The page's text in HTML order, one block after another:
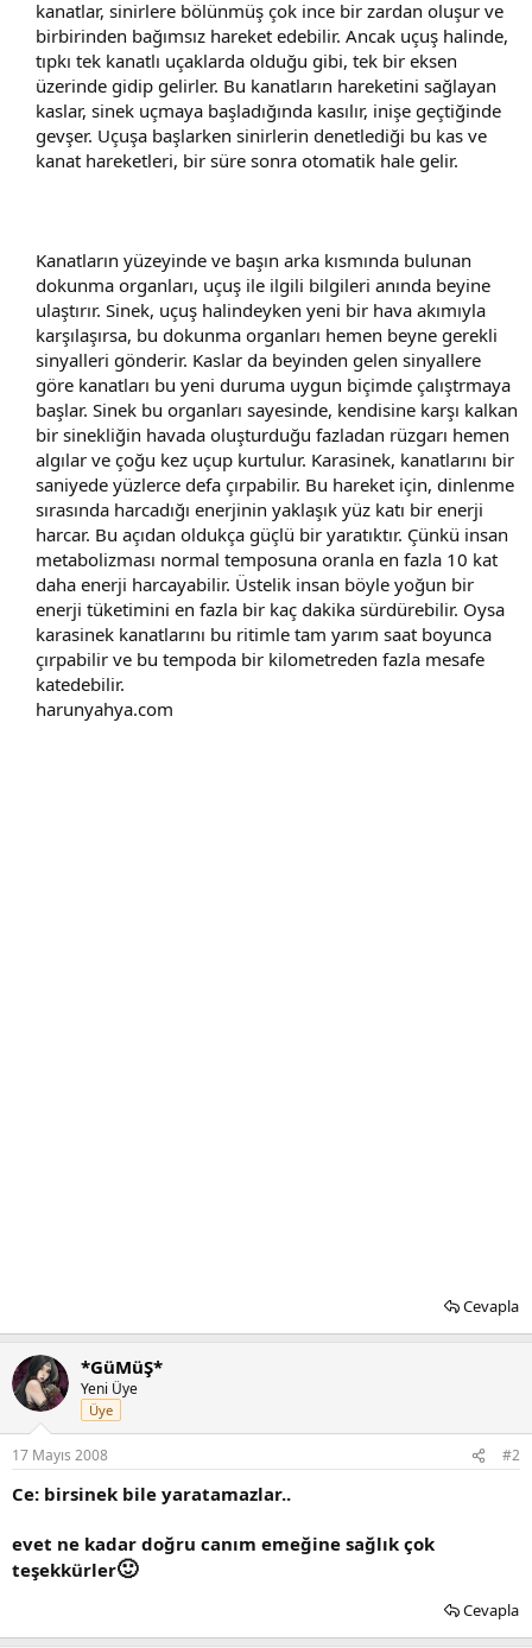
kanatlar, sinirlere bölünmüş çok ince bir zardan oluşur ve
birbirinden bağımsız hareket edebilir. Ancak uçuş halinde,
tıpkı tek kanatlı uçaklarda olduğu gibi, tek bir eksen
üzerinde gidip gelirler. Bu kanatların hareketini sağlayan
kaslar, sinek uçmaya başladığında kasılır, inişe geçtiğinde
gevşer. Uçuşa başlarken sinirlerin denetlediği bu kas ve
kanat hareketleri, bir süre sonra otomatik hale gelir.
Kanatların yüzeyinde ve başın arka kısmında bulunan
dokunma organları, uçuş ile ilgili bilgileri anında beyine
ulaştırır. Sinek, uçuş halindeyken yeni bir hava akımıyla
karşılaşırsa, bu dokunma organları hemen beyne gerekli
sinyalleri gönderir. Kaslar da beyinden gelen sinyallere
göre kanatları bu yeni duruma uygun biçimde çalıştrmaya
başlar. Sinek bu organları sayesinde, kendisine karşı kalkan
bir sinekliğin havada oluşturduğu fazladan rüzgarı hemen
algılar ve çoğu kez uçup kurtulur. Karasinek, kanatlarını bir
saniyede yüzlerce defa çırpabilir. Bu hareket için, dinlenme
sırasında harcadığı enerjinin yaklaşık yüz katı bir enerji
harcar. Bu açıdan oldukça güçlü bir yaratıktır. Çünkü insan
metabolizması normal temposuna oranla en fazla 10 kat
daha enerji harcayabilir. Üstelik insan böyle yoğun bir
enerji tüketimini en fazla bir kaç dakika sürdürebilir. Oysa
karasinek kanatlarını bu ritimle tam yarım saat boyunca
çırpabilir ve bu tempoda bir kilometreden fazla mesafe
katedebilir.​
harunyahya.com
Cevapla
*GüMüŞ*
Yeni Üye
Üye
17 Mayıs 2008 #2
Ce: birsinek bile yaratamazlar..
evet ne kadar doğru canım emeğine sağlık çok
teşekkürler🙂
Cevapla